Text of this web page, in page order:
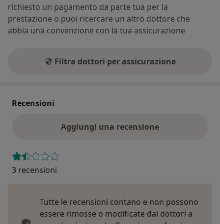
richiesto un pagamento da parte tua per la
prestazione o puoi ricercare un altro dottore che
abbia una convenzione con la tua assicurazione
Filtra dottori per assicurazione
Recensioni
Aggiungi una recensione
3 recensioni
Tutte le recensioni contano e non possono
essere rimosse o modificate dai dottori a